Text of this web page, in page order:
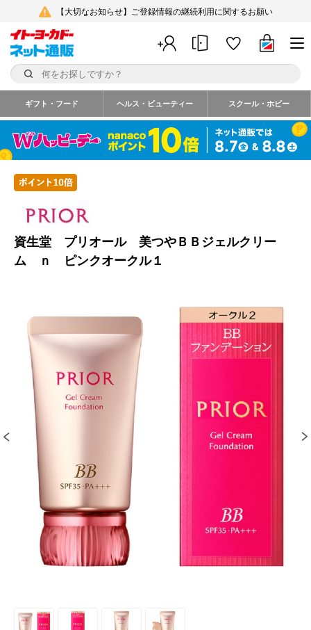
【大切なお知らせ】ご登録情報の継続利用に関するお願い
ギフト・フード ヘルス・ビューティー スクール・ホビー
資生堂 プリオール 美つやＢＢジェルクリー
ム ｎ ピンクオークル１